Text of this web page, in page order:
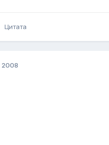
Цитата
2008